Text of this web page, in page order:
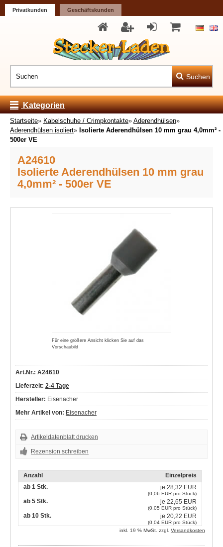
Privatkunden Geschäftskunden
Suchen
Kategorien
Startseite» Kabelschuhe / Crimpkontakte» Aderendhülsen»
Aderendhülsen isoliert» Isolierte Aderendhülsen 10 mm grau 4,0mm² -
500er VE
A24610
Isolierte Aderendhülsen 10 mm grau
4,0mm² - 500er VE
Für eine größere Ansicht klicken Sie auf das
Vorschaubild
Art.Nr.: A24610
Lieferzeit: 2-4 Tage
Hersteller: Eisenacher
Mehr Artikel von: Eisenacher
Artikeldatenblatt drucken
Rezension schreiben
Anzahl
Einzelpreis
ab 1 Stk.
je 28,32 EUR
(0,06 EUR pro Stück)
ab 5 Stk. je 22,65 EUR
(0,05 EUR pro Stück)
ab 10 Stk. je 20,22 EUR
(0,04 EUR pro Stück)
inkl. 19 % MwSt. zzgl. Versandkosten